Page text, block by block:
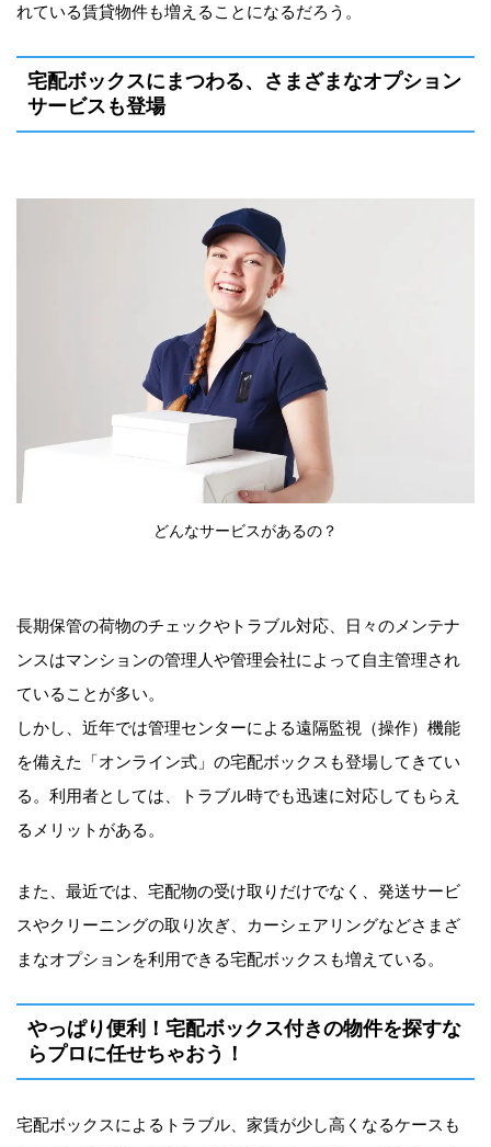
れている賃貸物件も増えることになるだろう。
宅配ボックスにまつわる、さまざまなオプション
サービスも登場
どんなサービスがあるの？
長期保管の荷物のチェックやトラブル対応、日々のメンテナ
ンスはマンションの管理人や管理会社によって自主管理され
ていることが多い。
しかし、近年では管理センターによる遠隔監視（操作）機能
を備えた「オンライン式」の宅配ボックスも登場してきてい
る。利用者としては、トラブル時でも迅速に対応してもらえ
るメリットがある。
また、最近では、宅配物の受け取りだけでなく、発送サービ
スやクリーニングの取り次ぎ、カーシェアリングなどさまざ
まなオプションを利用できる宅配ボックスも増えている。
やっぱり便利！宅配ボックス付きの物件を探すな
らプロに任せちゃおう！
宅配ボックスによるトラブル、家賃が少し高くなるケースも